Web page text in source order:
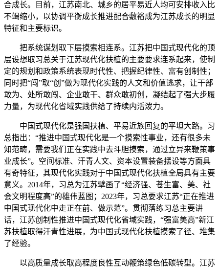
合成长。目前，江苏南北、城乡的居平易近人均可安排收入比
不竭缩小，以协调平衡成长推进配合敷裕成为江苏成长的明显
特征和主要标识。
把系统谋划取下层摸索相连系。江苏把中国式现代化的顶
层设想取习总关于江苏现代化扶植的主要要求连系起来，使制
定的规划和政策系统表现时代性、把握纪律性、富有创制性；
同时把“闯”取“创”做为现代化实践的人文和价值逃求，让干部
敢为、处所敢闯、企业敢干、群众敢初创，凝结起了强大步履
力量，为现代化省域实践供给了持续内活泼力。
中国式现代化是强国扶植、平易近族回复的平坦大路。习
总指出：“推进中国式现代化是一个摸索性事业，还有很多未
知范畴，需要我们正在实践中去斗胆摸索，通过立异来鞭策事
业成长”。空间标准、汗青人文、资本设置装备摆设等方面具
有奇特征，其现代化实践对于中国式现代化扶植全局具有主要
意义。2014年，习总为江苏擘画了“经济强、苍生富、美、社
会文明程度高”的雄伟蓝图；2023年，习总要求江苏“正在推进
中国式现代化中走正在前、做示范”。贯彻落练习总主要讲
话，江苏创制性推进中国式现代化省域实践，“强富美高”新江
苏扶植取得汗青性进展，为中国式现代化扶植摸索了径、堆集
了经验。
以高质量成长取高程度良性互动鞭策绿色低碳转型。江苏